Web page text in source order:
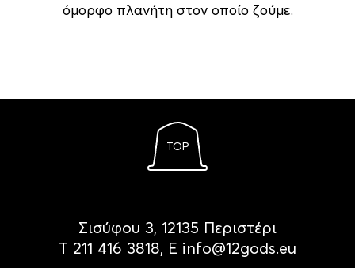
όμορφο πλανήτη στον οποίο ζούμε.
TOP
Σισύφου 3, 12135 Περιστέρι
Τ 211 416 3818, Ε info@12gods.eu